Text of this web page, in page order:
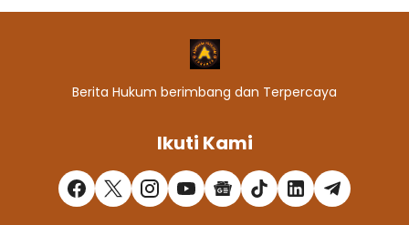
Berita Hukum berimbang dan Terpercaya
Ikuti Kami